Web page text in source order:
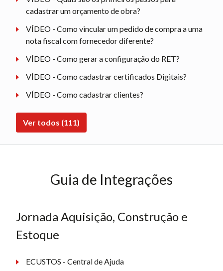
cadastrar um orçamento de obra?
VÍDEO - Como vincular um pedido de compra a uma
nota fiscal com fornecedor diferente?
VÍDEO - Como gerar a configuração do RET?
VÍDEO - Como cadastrar certificados Digitais?
VÍDEO - Como cadastrar clientes?
Ver todos (111)
Guia de Integrações
Jornada Aquisição, Construção e
Estoque
ECUSTOS - Central de Ajuda